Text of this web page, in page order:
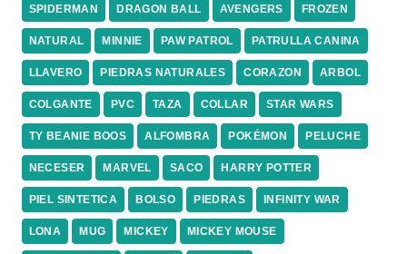
SPIDERMAN DRAGON BALL AVENGERS FROZEN
NATURAL MINNIE PAW PATROL PATRULLA CANINA
LLAVERO PIEDRAS NATURALES CORAZON ARBOL
COLGANTE PVC TAZA COLLAR STAR WARS
TY BEANIE BOOS ALFOMBRA POKÉMON PELUCHE
NECESER MARVEL SACO HARRY POTTER
PIEL SINTETICA BOLSO PIEDRAS INFINITY WAR
LONA MUG MICKEY MICKEY MOUSE